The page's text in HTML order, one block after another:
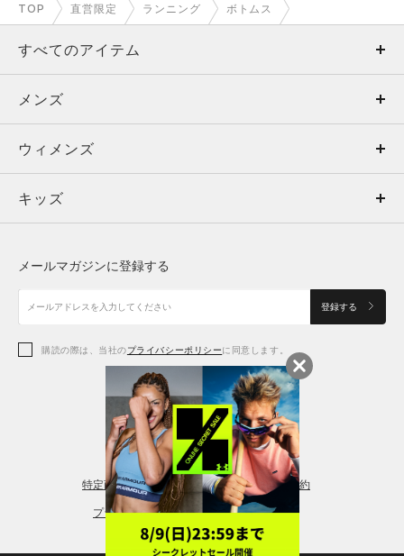
TOP 直営限定 ランニング ボトムス
すべてのアイテム
メンズ
ウィメンズ
キッズ
アクセサリー
メンズ
トップス
ボトムス
アクセサリー
ウィメンズ
トップス
シューズ
アクセサリー
レギンス＆タイツ
キッズ
シューズ
メールマガジンに登録する
登録する
購読の際は、当社のプライバシーポリシーに同意します。
特定商取引法に基づく通販の表記 会員規約
プライバシーポリシー